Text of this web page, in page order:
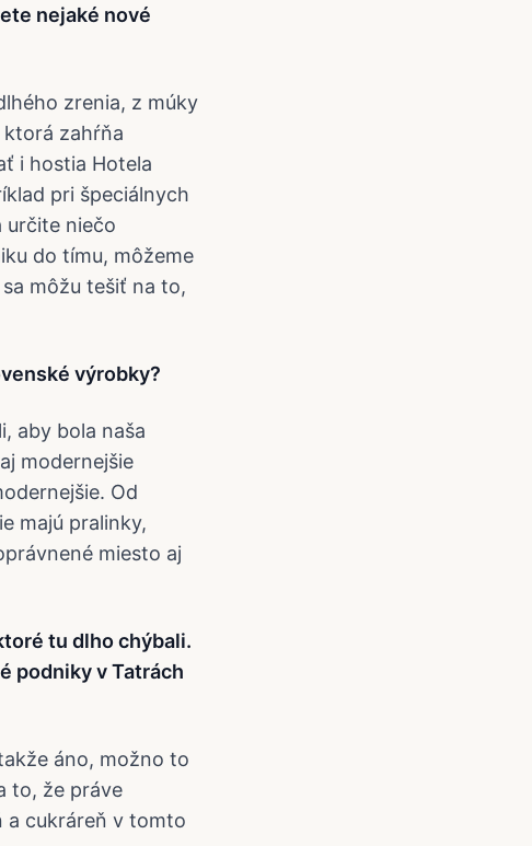
nejaké nové
zrenia, z múky
ktorá zahŕňa
i hostia Hotela
pri špeciálnych
určite niečo
do tímu, môžeme
môžu tešiť na to,
výrobky?
aby bola naša
modernejšie
Od
majú pralinky,
miesto aj
tu dlho chýbali.
podniky v Tatrách
áno, možno to
to, že práve
a cukráreň v tomto